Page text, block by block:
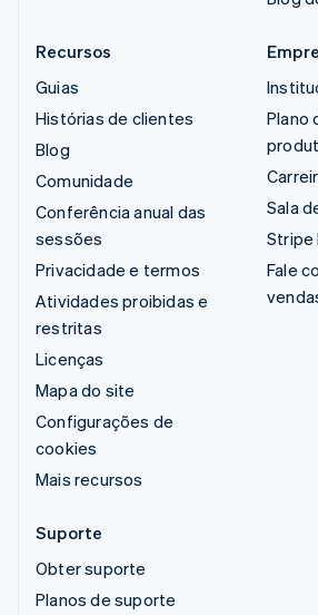
Recursos
Guias
Histórias de clientes
Blog
Comunidade
Conferência anual das
sessões
Privacidade e termos
Atividades proibidas e
restritas
Licenças
Mapa do site
Configurações de
cookies
Mais recursos
Plano
Sala
Stripe
Fale
Suporte
Obter suporte
Planos de suporte